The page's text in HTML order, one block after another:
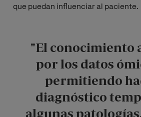
que puedan influenciar al paciente.
"El conocimiento
por los datos
permitiendo
diagnóstico
algunas